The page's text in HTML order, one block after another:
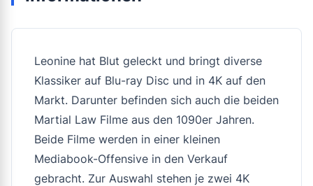
Leonine hat Blut geleckt und bringt diverse
Klassiker auf Blu-ray Disc und in 4K auf den
Markt. Darunter befinden sich auch die beiden
Martial Law Filme aus den 1090er Jahren.
Beide Filme werden in einer kleinen
Mediabook-Offensive in den Verkauf
gebracht. Zur Auswahl stehen je zwei 4K